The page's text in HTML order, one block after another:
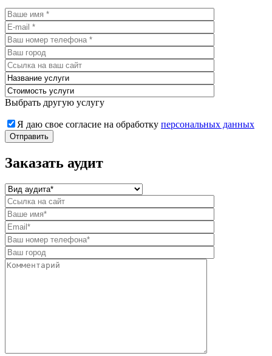
Выбрать другую услугу
Я даю свое согласие на обработку персональных данных
Заказать аудит